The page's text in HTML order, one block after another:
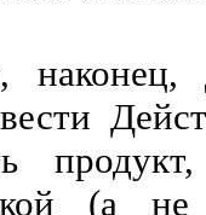
(а не